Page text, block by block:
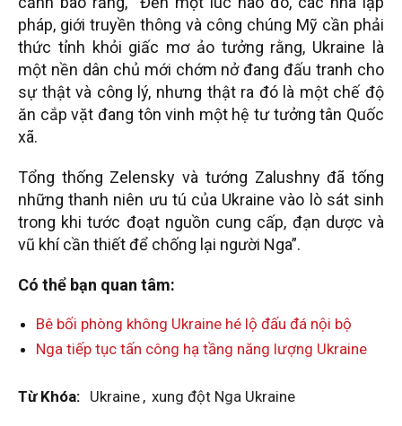
pháp, giới truyền thông và công chúng Mỹ cần phải
thức tỉnh khỏi giấc mơ ảo tưởng rằng, Ukraine là
một nền dân chủ mới chớm nở đang đấu tranh cho
sự thật và công lý, nhưng thật ra đó là một chế độ
ăn cắp vặt đang tôn vinh một hệ tư tưởng tân Quốc
xã.
Tổng thống Zelensky và tướng Zalushny đã tống
những thanh niên ưu tú của Ukraine vào lò sát sinh
trong khi tước đoạt nguồn cung cấp, đạn dược và
vũ khí cần thiết để chống lại người Nga”.
Có thể bạn quan tâm:
Bê bối phòng không Ukraine hé lộ đấu đá nội bộ
Nga tiếp tục tấn công hạ tầng năng lượng Ukraine
Từ Khóa: Ukraine , xung đột Nga Ukraine